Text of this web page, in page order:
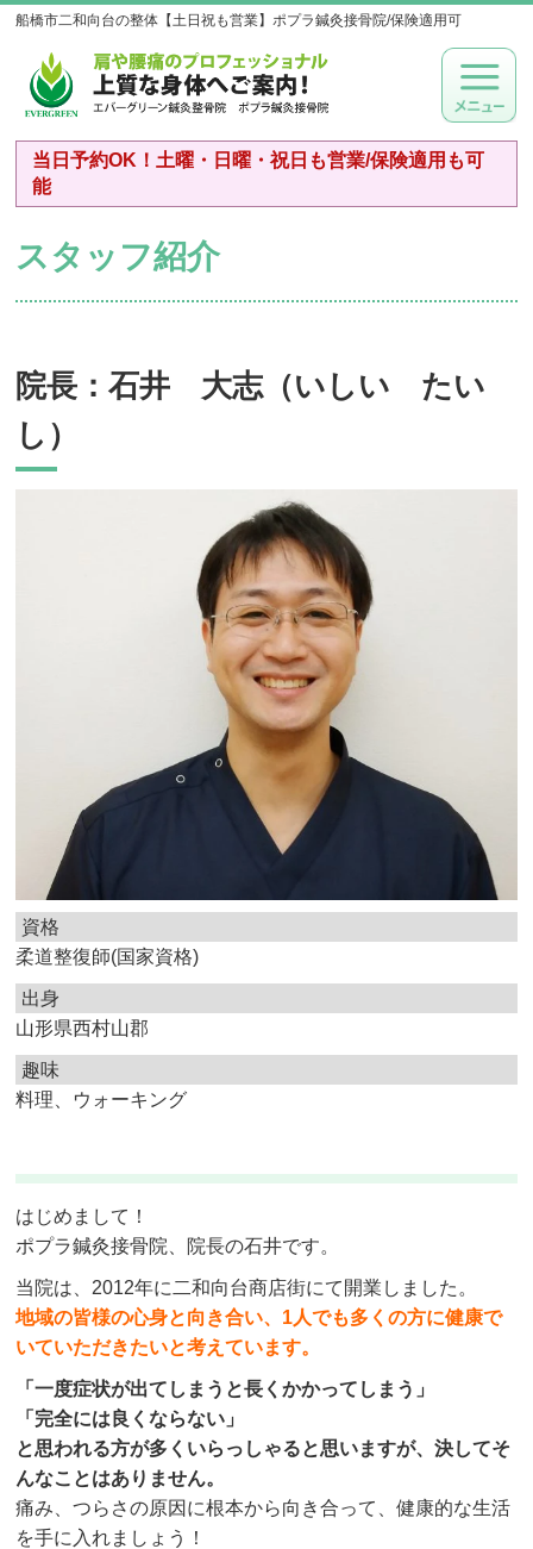
船橋市二和向台の整体【土日祝も営業】ポプラ鍼灸接骨院/保険適用可
当日予約OK！土曜・日曜・祝日も営業/保険適用も可
能
スタッフ紹介
院長：石井 大志（いしい たい
し）
資格
柔道整復師(国家資格)
出身
山形県西村山郡
趣味
料理、ウォーキング
はじめまして！
ポプラ鍼灸接骨院、院長の石井です。
当院は、2012年に二和向台商店街にて開業しました。
地域の皆様の心身と向き合い、1人でも多くの方に健康で
いていただきたいと考えています。
「一度症状が出てしまうと長くかかってしまう」
「完全には良くならない」
と思われる方が多くいらっしゃると思いますが、決してそ
んなことはありません。
痛み、つらさの原因に根本から向き合って、健康的な生活
を手に入れましょう！